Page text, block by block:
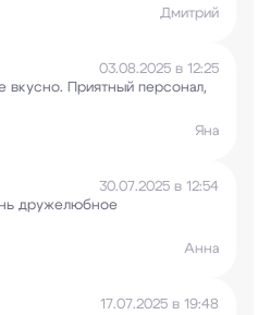
Дмитрий
03.08.2025 в 12:25
вкусно. Приятный персонал,
Яна
30.07.2025 в 12:54
дружелюбное
Анна
17.07.2025 в 19:48